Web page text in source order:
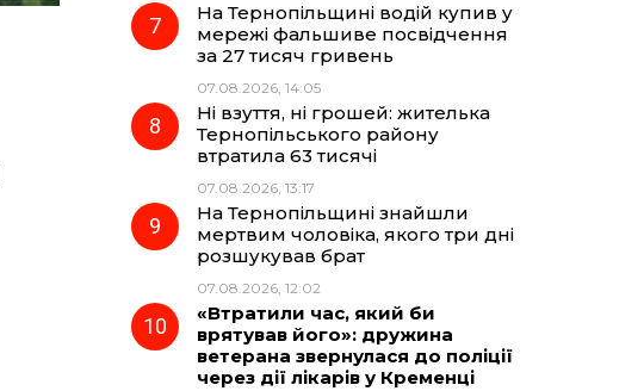
На Тернопільщині водій купив у
мережі фальшиве посвідчення
за 27 тисяч гривень
07.08.2026, 14:05
Ні взуття, ні грошей: жителька
Тернопільського району
втратила 63 тисячі
07.08.2026, 13:17
На Тернопільщині знайшли
мертвим чоловіка, якого три дні
розшукував брат
07.08.2026, 12:02
«Втратили час, який би
врятував його»: дружина
ветерана звернулася до поліції
через дії лікарів у Кременці